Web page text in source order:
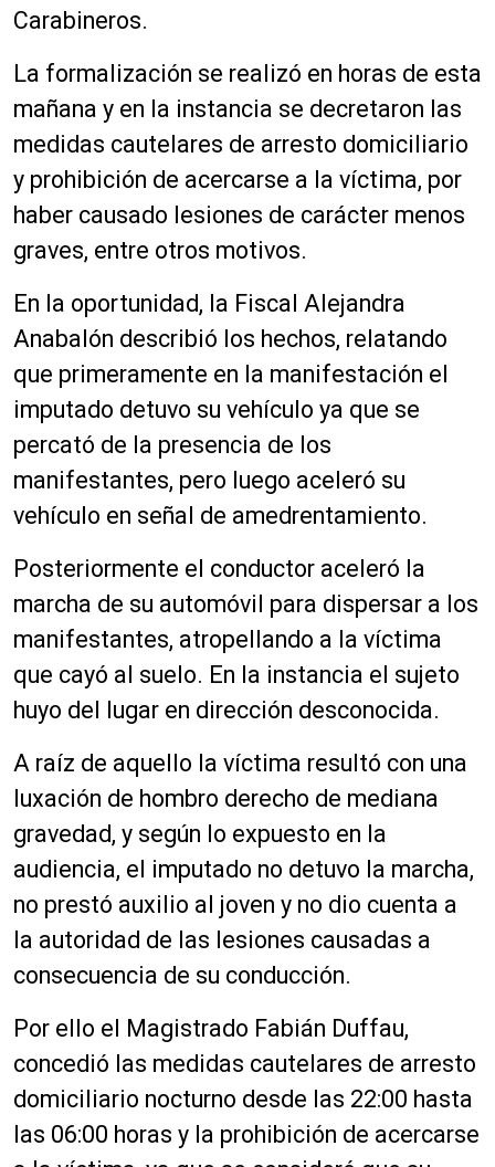
Carabineros.
La formalización se realizó en horas de esta
mañana y en la instancia se decretaron las
medidas cautelares de arresto domiciliario
y prohibición de acercarse a la víctima, por
haber causado lesiones de carácter menos
graves, entre otros motivos.
En la oportunidad, la Fiscal Alejandra
Anabalón describió los hechos, relatando
que primeramente en la manifestación el
imputado detuvo su vehículo ya que se
percató de la presencia de los
manifestantes, pero luego aceleró su
vehículo en señal de amedrentamiento.
Posteriormente el conductor aceleró la
marcha de su automóvil para dispersar a los
manifestantes, atropellando a la víctima
que cayó al suelo. En la instancia el sujeto
huyo del lugar en dirección desconocida.
A raíz de aquello la víctima resultó con una
luxación de hombro derecho de mediana
gravedad, y según lo expuesto en la
audiencia, el imputado no detuvo la marcha,
no prestó auxilio al joven y no dio cuenta a
la autoridad de las lesiones causadas a
consecuencia de su conducción.
Por ello el Magistrado Fabián Duffau,
concedió las medidas cautelares de arresto
domiciliario nocturno desde las 22:00 hasta
las 06:00 horas y la prohibición de acercarse